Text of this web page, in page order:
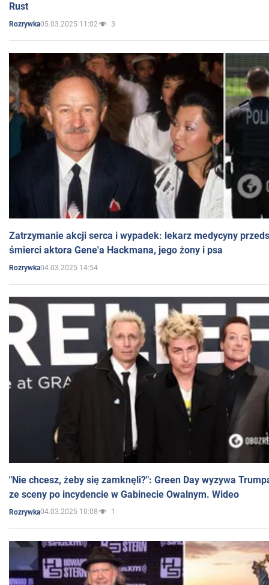
Rust
Rozrywka05.03.2025 11:02 3
Zatrzymanie akcji serca i wypadek: lekarz medycyny
śmierci aktora Gene'a Hackmana, jego żony i psa
Rozrywka04.03.2025 14:54
"Nie chcesz, żeby się zamknęli?": Green Day wyzywa
ze sceny po incydencie w Gabinecie Owalnym. Wideo
Rozrywka04.03.2025 10:08 1